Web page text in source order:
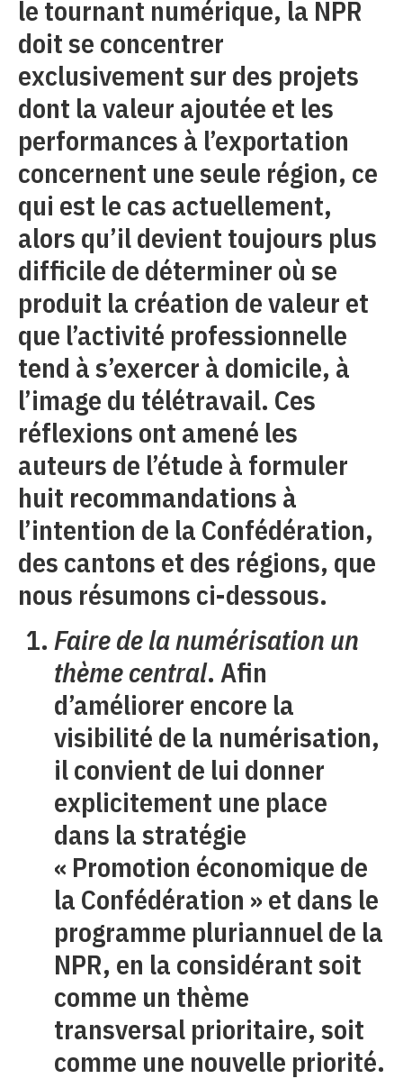
le tournant numérique, la NPR
doit se concentrer
exclusivement sur des projets
dont la valeur ajoutée et les
performances à l’exportation
concernent une seule région, ce
qui est le cas actuellement,
alors qu’il devient toujours plus
difficile de déterminer où se
produit la création de valeur et
que l’activité professionnelle
tend à s’exercer à domicile, à
l’image du télétravail. Ces
réflexions ont amené les
auteurs de l’étude à formuler
huit recommandations à
l’intention de la Confédération,
des cantons et des régions, que
nous résumons ci-dessous.
Faire de la numérisation un
thème central. Afin
d’améliorer encore la
visibilité de la numérisation,
il convient de lui donner
explicitement une place
dans la stratégie
« Promotion économique de
la Confédération » et dans le
programme pluriannuel de la
NPR, en la considérant soit
comme un thème
transversal prioritaire, soit
comme une nouvelle priorité.